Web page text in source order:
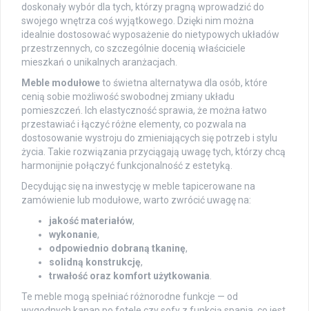
doskonały wybór dla tych, którzy pragną wprowadzić do
swojego wnętrza coś wyjątkowego. Dzięki nim można
idealnie dostosować wyposażenie do nietypowych układów
przestrzennych, co szczególnie docenią właściciele
mieszkań o unikalnych aranżacjach.
Meble modułoweto świetna alternatywa dla osób, które
cenią sobie możliwość swobodnej zmiany układu
pomieszczeń. Ich elastyczność sprawia, że można łatwo
przestawiać i łączyć różne elementy, co pozwala na
dostosowanie wystroju do zmieniających się potrzeb i stylu
życia. Takie rozwiązania przyciągają uwagę tych, którzy chcą
harmonijnie połączyć funkcjonalność z estetyką.
Decydując się na inwestycję w meble tapicerowane na
zamówienie lub modułowe, warto zwrócić uwagę na:
jakość materiałów,
wykonanie,
odpowiednio dobraną tkaninę,
solidną konstrukcję,
trwałość oraz komfort użytkowania
Te meble mogą spełniać różnorodne funkcje — od